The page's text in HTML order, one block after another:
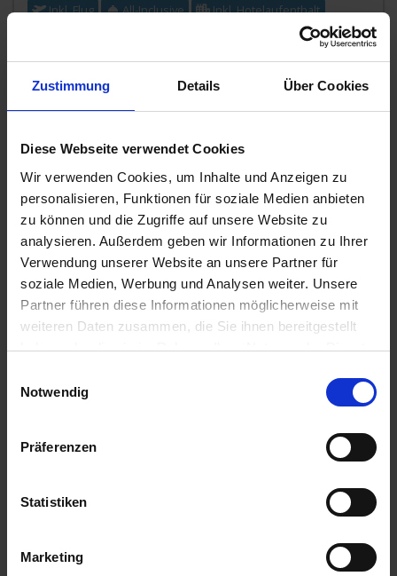
Zustimmung Details Über Cookies
Diese Webseite verwendet Cookies
Wir verwenden Cookies, um Inhalte und Anzeigen zu
personalisieren, Funktionen für soziale Medien anbieten
zu können und die Zugriffe auf unsere Website zu
analysieren. Außerdem geben wir Informationen zu Ihrer
Verwendung unserer Website an unsere Partner für
soziale Medien, Werbung und Analysen weiter. Unsere
Partner führen diese Informationen möglicherweise mit
weiteren Daten zusammen, die Sie ihnen bereitgestellt
haben oder die sie im Rahmen Ihrer Nutzung der Dienste
Notwendig
Präferenzen
Statistiken
Marketing
Inkl. Flug All-Inclusive Inkl. Hotelaufenthalt
2.599,-
Zum Angebot
Mein Schiff 2 + Hotel» 10 Tage
Mittelmeer & Hotel JS Palma Stay
06. OKT 2026
MALLORCA
Exklusiv-Angebot
Hotel & Kreuzfahrt Kombireise - Faszination Mittelmeer!
Spanien, Gibraltar